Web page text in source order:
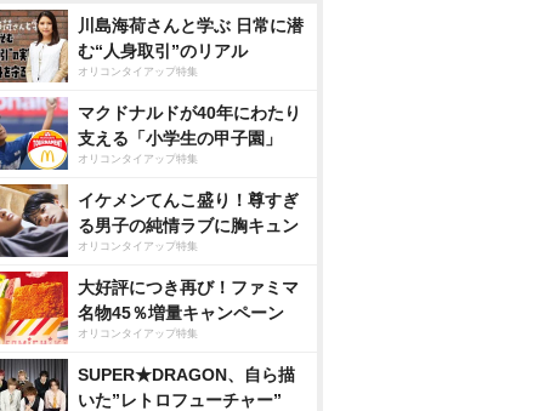
川島海荷さんと学ぶ 日常に潜
む“人身取引”のリアル
オリコンタイアップ特集
マクドナルドが40年にわたり
支える「小学生の甲子園」
オリコンタイアップ特集
イケメンてんこ盛り！尊すぎ
る男子の純情ラブに胸キュン
オリコンタイアップ特集
大好評につき再び！ファミマ
名物45％増量キャンペーン
オリコンタイアップ特集
SUPER★DRAGON、自ら描
いた”レトロフューチャー”